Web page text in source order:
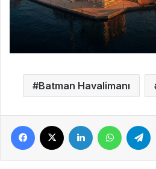
Batman Havalimanı
Facebook LinkedIn WhatsApp